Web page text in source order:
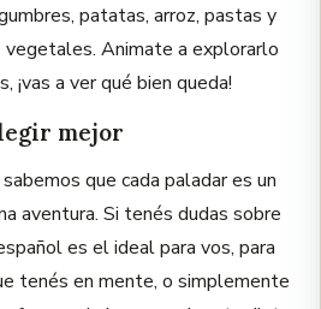
patatas, arroz, pastas y
vegetales. Animate a explorarlo
¡vas a ver qué bien queda!
mejor
sabemos que cada paladar es un
aventura. Si tenés dudas sobre
es el ideal para vos, para
tenés en mente, o simplemente